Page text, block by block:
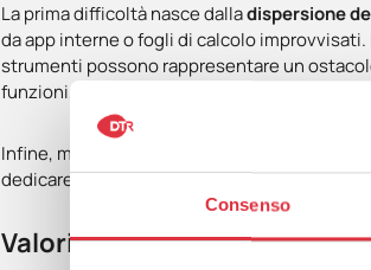
Consenso
La prima difficoltà nasce dalladispersione
da app interne o fogli di calcolo
strumenti possono rappresentare un
funzioni, troppe schermate, poca
Infine, ma non per importanza, c’è un tema
dedicare ore a incrociare numeri o
Valorizzare i dati retail